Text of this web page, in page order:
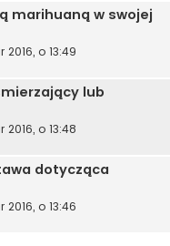
marihuaną w swojej
2016, o 13:49
lub
2016, o 13:48
dotycząca
2016, o 13:46